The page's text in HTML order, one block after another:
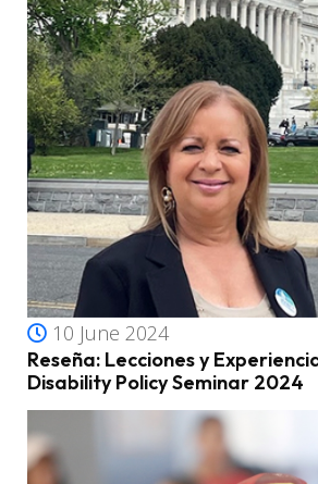
10 June 2024
Reseña: Lecciones y
Disability Policy Seminar 2024